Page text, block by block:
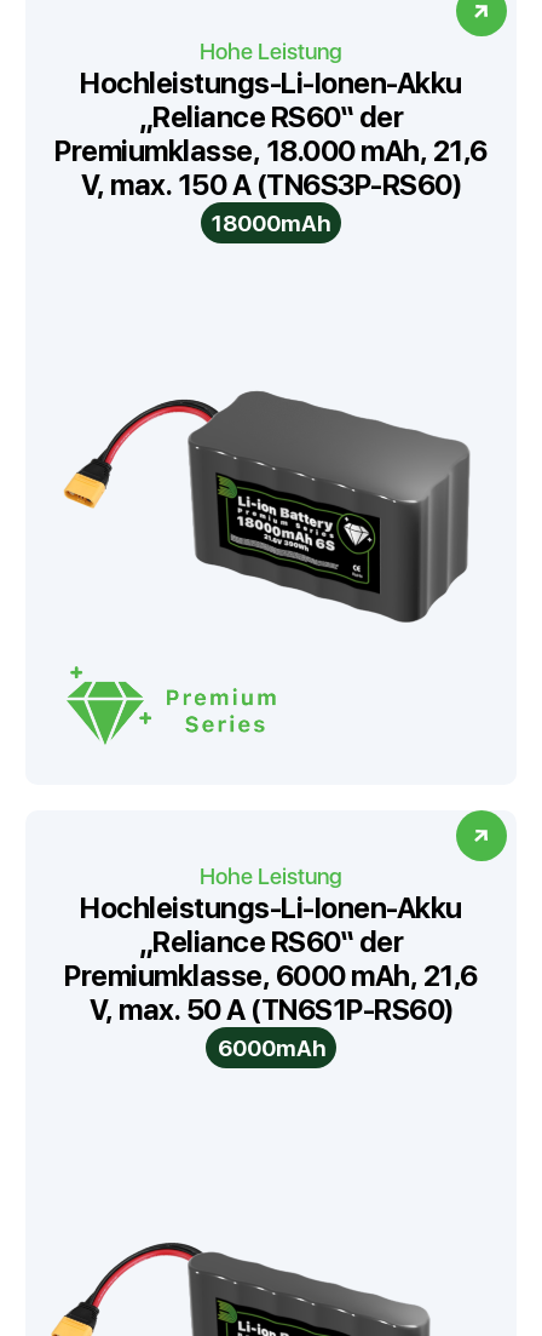
Hohe Leistung
Hochleistungs-Li-Ionen-Akku
„Reliance RS60“ der
Premiumklasse, 18.000 mAh, 21,6
V, max. 150 A (TN6S3P-RS60)
18000mAh
Hohe Leistung
Hochleistungs-Li-Ionen-Akku
„Reliance RS60“ der
Premiumklasse, 6000 mAh, 21,6
V, max. 50 A (TN6S1P-RS60)
6000mAh